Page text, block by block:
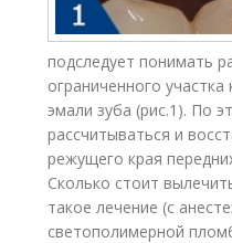
подследует понимать
ограниченного
эмали зуба (рис.1). По
рассчитываться и
режущего края
Сколько стоит
такое лечение (с
светополимерной